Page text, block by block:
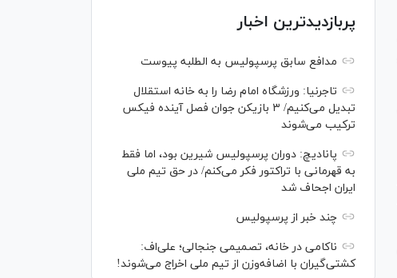
پربازدیدترین اخبار
مدافع سابق پرسپولیس به الطلبه پیوست
تاجرنیا: ورزشگاه امام رضا را به خانه استقلال
تبدیل می‌کنیم/ ۳ بازیکن جوان فصل آینده فیکس
ترکیب می‌شوند
پانادیچ: دوران پرسپولیس شیرین بود، اما فقط
به قهرمانی با تراکتور فکر می‌کنم/ در حق تیم ملی
ایران اجحاف شد
چند خبر از پرسپولیس
ناکامی در خانه، تصمیمی جنجالی؛ علی‌اف:
کشتی‌گیران با اضافه‌وزن از تیم ملی اخراج می‌شوند!